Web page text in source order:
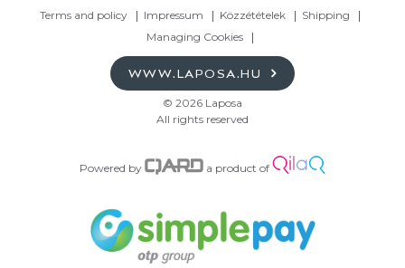
Terms and policy Impressum Közzétételek
Shipping
Managing Cookies
WWW.LAPOSA.HU
© 2026 Laposa
All rights reserved
Powered by a product of